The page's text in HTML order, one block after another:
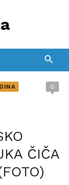
0
ČIČA